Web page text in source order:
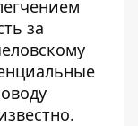
за